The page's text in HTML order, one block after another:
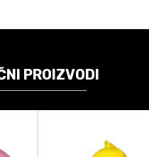
Funko
Anime, Naruto
PROIZVODI